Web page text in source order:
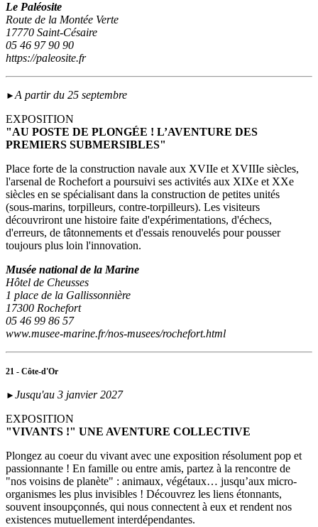
Le Paléosite
Route de la Montée Verte
17770 Saint-Césaire
05 46 97 90 90
https://paleosite.fr
►A partir du 25 septembre
EXPOSITION
"AU POSTE DE PLONGÉE ! L’AVENTURE DES
PREMIERS SUBMERSIBLES"
Place forte de la construction navale aux XVIIe et XVIIIe siècles,
l'arsenal de Rochefort a poursuivi ses activités aux XIXe et XXe
siècles en se spécialisant dans la construction de petites unités
(sous‑marins, torpilleurs, contre-torpilleurs). Les visiteurs
découvriront une histoire faite d'expérimentations, d'échecs,
d'erreurs, de tâtonnements et d'essais renouvelés pour pousser
toujours plus loin l'innovation.
Musée national de la Marine
Hôtel de Cheusses
1 place de la Gallissonnière
17300 Rochefort
05 46 99 86 57
www.musee-marine.fr/nos-musees/rochefort.html
21 - Côte-d'Or
► Jusqu'au 3 janvier 2027
EXPOSITION
"VIVANTS !" UNE AVENTURE COLLECTIVE
Plongez au coeur du vivant avec une exposition résolument pop et
passionnante ! En famille ou entre amis, partez à la rencontre de
"nos voisins de planète" : animaux, végétaux… jusqu’aux micro-
organismes les plus invisibles ! Découvrez les liens étonnants,
souvent insoupçonnés, qui nous connectent à eux et rendent nos
existences mutuellement interdépendantes.